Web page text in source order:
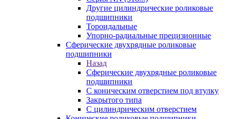
Другие цилиндрические роликовые
подшипники
Тороидальные
Упорно-радиальные прецизионные
Сферические двухрядные роликовые
подшипники
Назад
Сферические двухрядные роликовые
подшипники
С коническим отверстием под втулку
Закрытого типа
С цилиндрическим отверстием